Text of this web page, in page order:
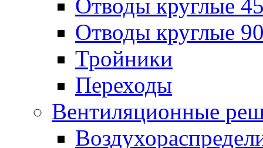
Отводы круглые
Отводы круглые
Тройники
Переходы
Вентиляционные